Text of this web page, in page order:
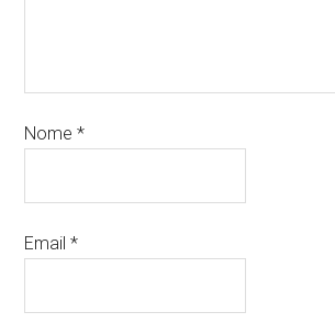
Nome*
Email*